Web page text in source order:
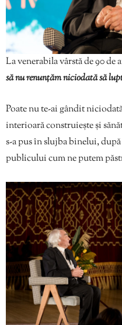
La venerabila vârstă de 90
să nu renunțăm niciodată să
Poate nu te-ai gândit
interioară construiește și
s-a pus în slujba binelui,
publicului cum ne putem